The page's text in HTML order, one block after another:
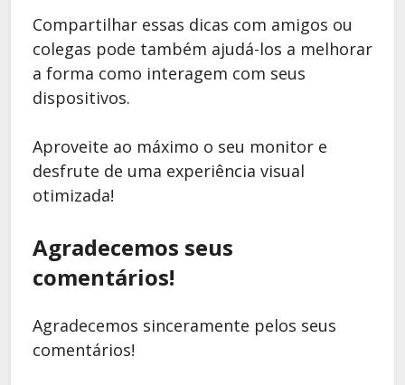
Compartilhar essas dicas com amigos ou
colegas pode também ajudá-los a melhorar
a forma como interagem com seus
dispositivos.
Aproveite ao máximo o seu monitor e
desfrute de uma experiência visual
otimizada!
Agradecemos seus
comentários!
Agradecemos sinceramente pelos seus
comentários!